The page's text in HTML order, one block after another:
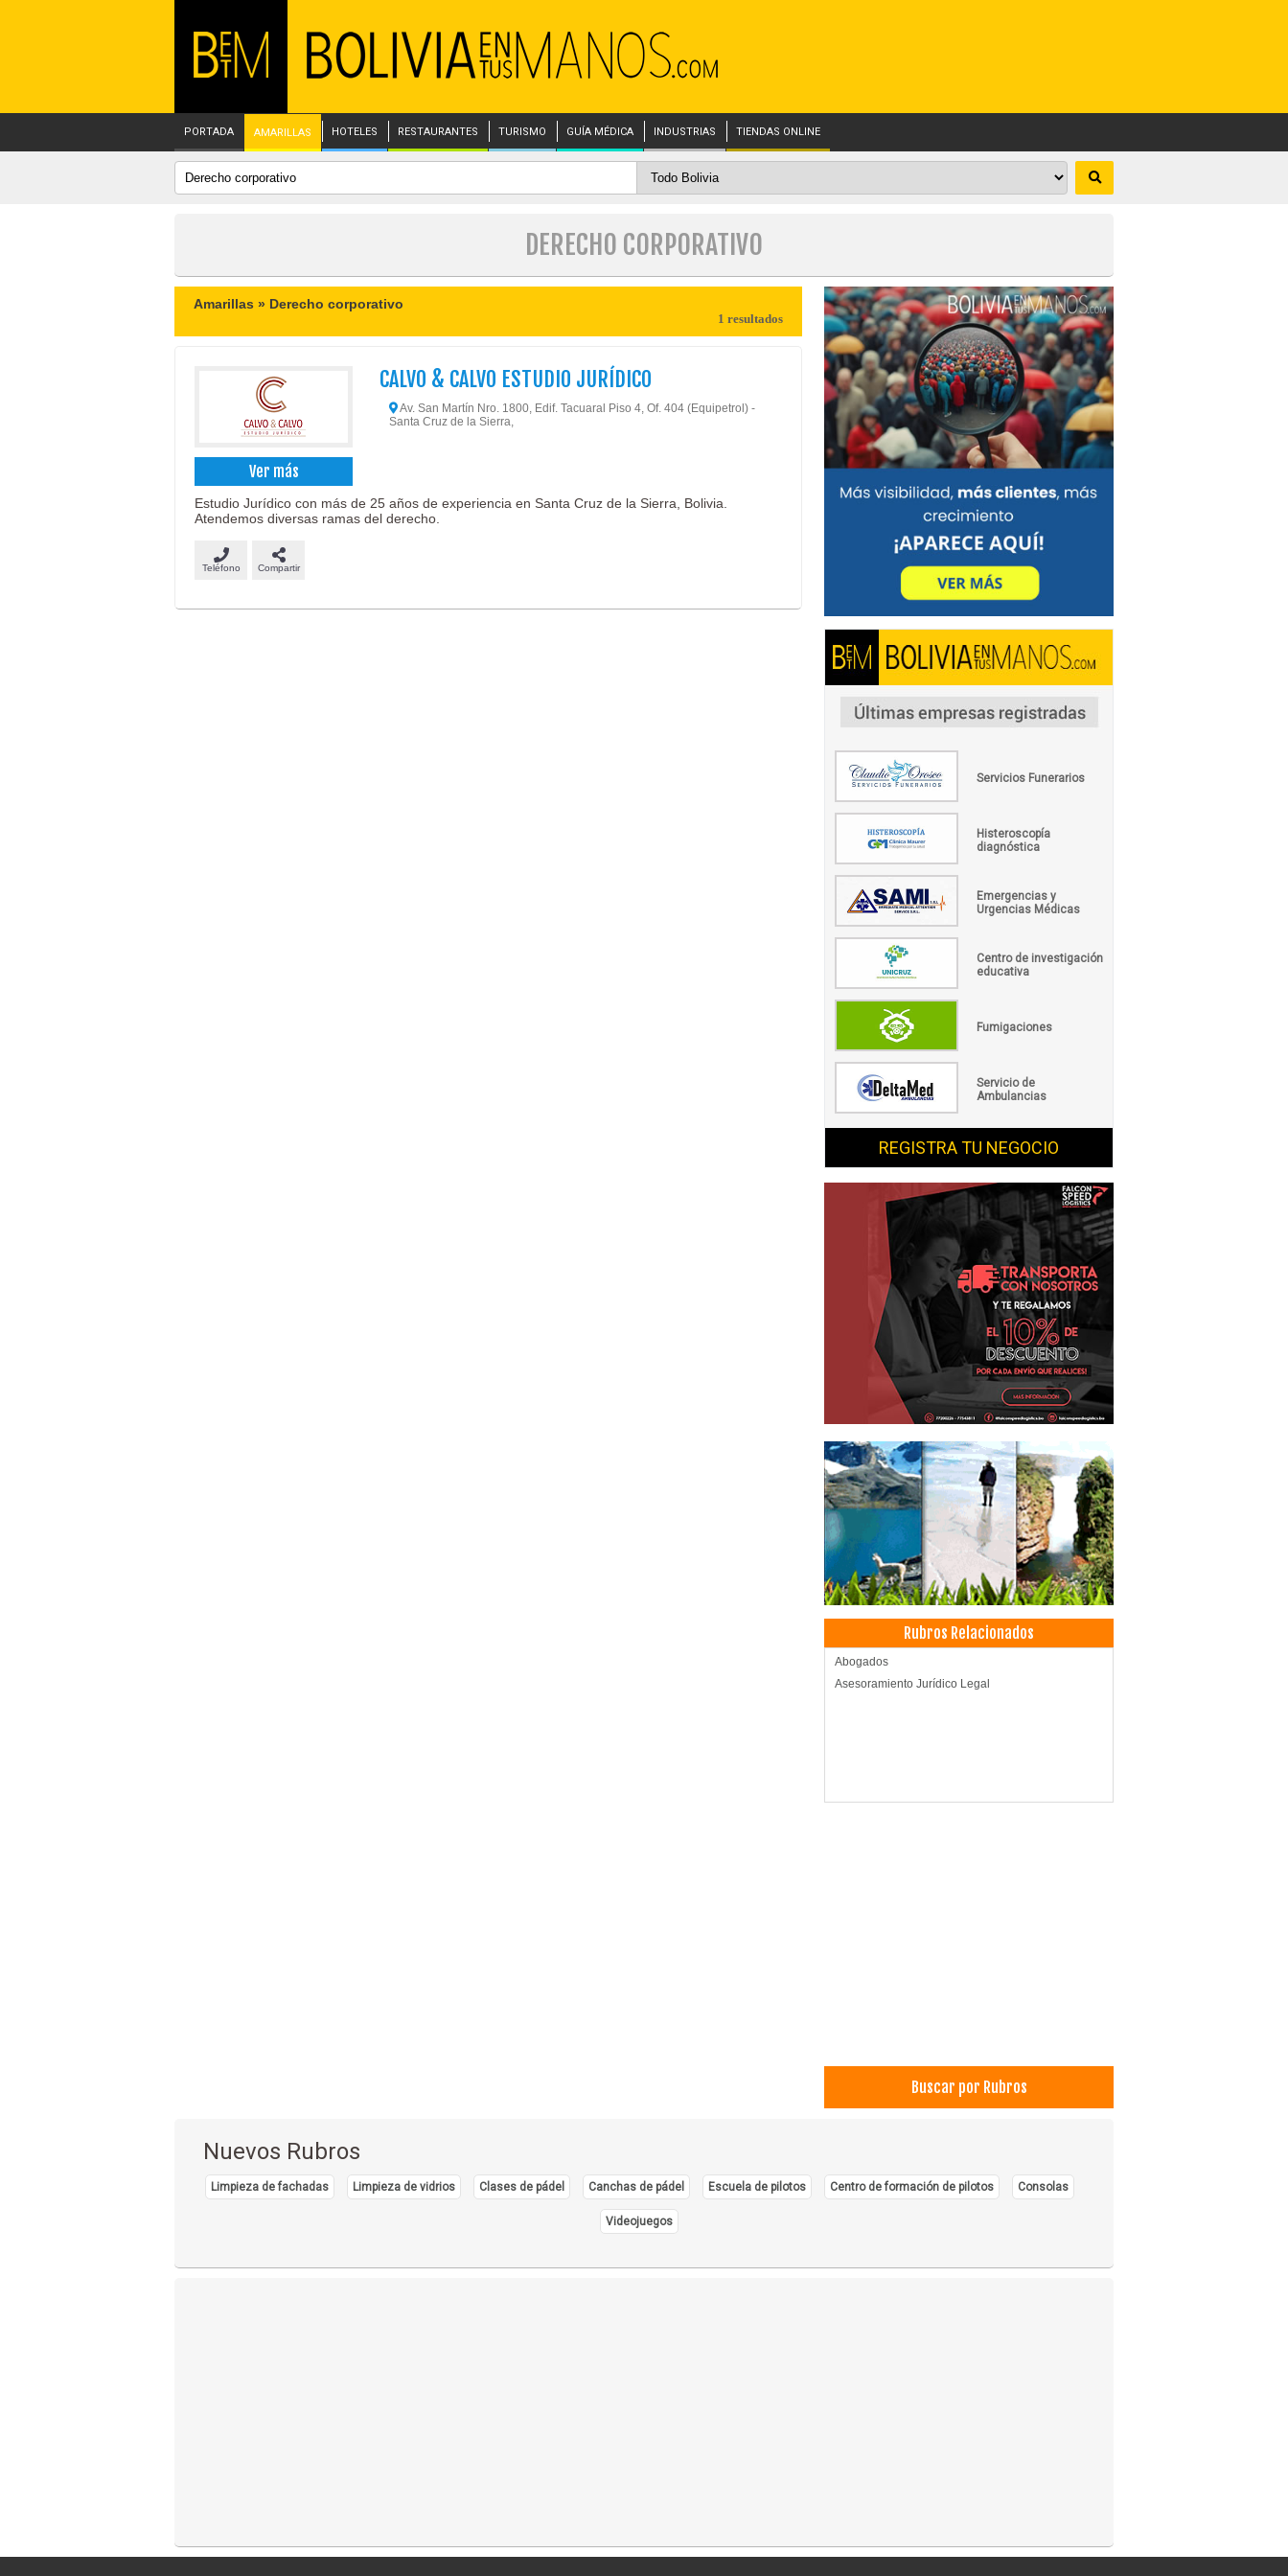
PORTADA AMARILLAS HOTELES RESTAURANTES TURISMO GUÍA MÉDICA INDUSTRIAS TIENDAS ONLINE
DERECHO CORPORATIVO
Amarillas » Derecho corporativo
1 resultados
Ver más
CALVO & CALVO ESTUDIO JURÍDICO
Av. San Martín Nro. 1800, Edif. Tacuaral Piso 4, Of. 404 (Equipetrol) -
Santa Cruz de la Sierra,
Estudio Jurídico con más de 25 años de experiencia en Santa Cruz de la Sierra, Bolivia.
Atendemos diversas ramas del derecho.
Teléfono Compartir
Servicios Funerarios
Histeroscopía
diagnóstica
Emergencias y
Urgencias Médicas
Centro de investigación
educativa
Fumigaciones
Servicio de
Ambulancias
REGISTRA TU NEGOCIO
Rubros Relacionados
Abogados
Asesoramiento Jurídico Legal
Buscar por Rubros
Nuevos Rubros
Limpieza de fachadas Limpieza de vidrios Clases de pádel Canchas de pádel Escuela de pilotos Centro de formación de pilotos Consolas
Videojuegos